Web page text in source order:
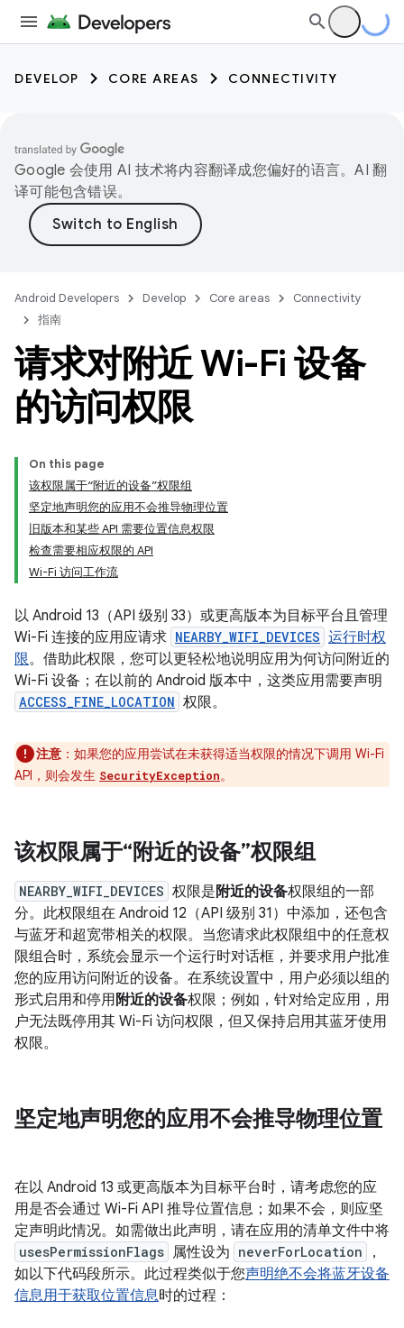
DEVELOP CORE AREAS CONNECTIVITY
Google 会使用 AI 技术将内容翻译成您偏好的语言。AI 翻
译可能包含错误。
Android Developers Develop Core areas
Connectivity
指南
请求对附近 Wi-Fi 设备
的访问权限
On this page
该权限属于“附近的设备”权限组
坚定地声明您的应用不会推导物理位置
旧版本和某些 API 需要位置信息权限
检查需要相应权限的 API
Wi-Fi 访问工作流
以 Android 13（API 级别 33）或更高版本为目标平台且管理
Wi-Fi 连接的应用应请求 NEARBY_WIFI_DEVICES 运行时权
限。借助此权限，您可以更轻松地说明应用为何访问附近的
Wi-Fi 设备；在以前的 Android 版本中，这类应用需要声明
ACCESS_FINE_LOCATION 权限。
注意 ：如果您的应用尝试在未获得适当权限的情况下调用 Wi-Fi
API，则会发生 SecurityException。
该权限属于“附近的设备”权限组
NEARBY_WIFI_DEVICES 权限是附近的设备权限组的一部
分。此权限组在 Android 12（API 级别 31）中添加，还包含
与蓝牙和超宽带相关的权限。当您请求此权限组中的任意权
限组合时，系统会显示一个运行时对话框，并要求用户批准
您的应用访问附近的设备。在系统设置中，用户必须以组的
形式启用和停用附近的设备权限；例如，针对给定应用，用
户无法既停用其 Wi-Fi 访问权限，但又保持启用其蓝牙使用
权限。
坚定地声明您的应用不会推导物理位置
在以 Android 13 或更高版本为目标平台时，请考虑您的应
用是否会通过 Wi-Fi API 推导位置信息；如果不会，则应坚
定声明此情况。如需做出此声明，请在应用的清单文件中将
usesPermissionFlags 属性设为 neverForLocation
，
如以下代码段所示。此过程类似于您声明绝不会将蓝牙设备
信息用于获取位置信息时的过程：